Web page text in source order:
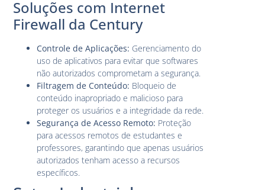
Soluções com Internet
Firewall da Century
Controle de Aplicações: Gerenciamento do
uso de aplicativos para evitar que softwares
não autorizados comprometam a segurança.
Filtragem de Conteúdo: Bloqueio de
conteúdo inapropriado e malicioso para
proteger os usuários e a integridade da rede.
Segurança de Acesso Remoto: Proteção
para acessos remotos de estudantes e
professores, garantindo que apenas usuários
autorizados tenham acesso a recursos
específicos.